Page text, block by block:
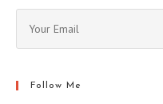
Follow Me